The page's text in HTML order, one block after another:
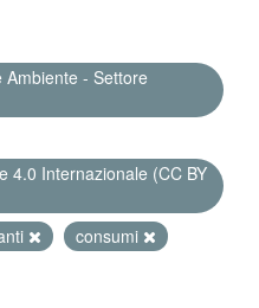
- Settore
4.0 Internazionale (CC BY
consumi